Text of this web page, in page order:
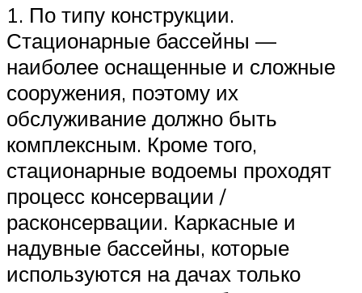
1. По типу конструкции.
Стационарные бассейны —
наиболее оснащенные и сложные
сооружения, поэтому их
обслуживание должно быть
комплексным. Кроме того,
стационарные водоемы проходят
процесс консервации /
расконсервации. Каркасные и
надувные бассейны, которые
используются на дачах только